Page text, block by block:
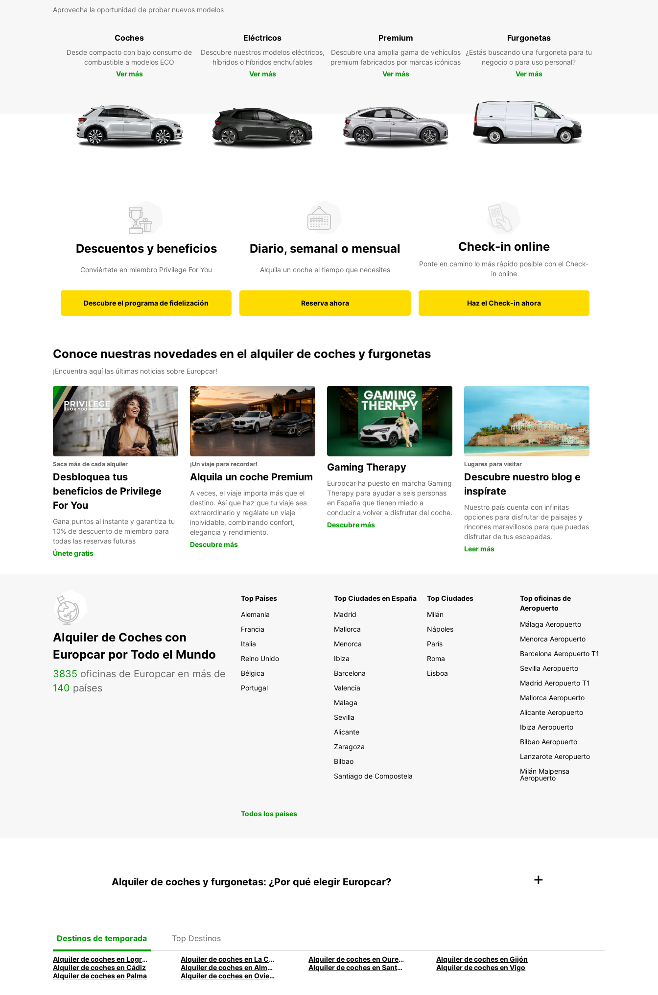
Aprovecha la oportunidad de probar nuevos modelos
Coches
Desde compacto con bajo consumo de
combustible a modelos ECO
Ver más
Eléctricos
Descubre nuestros modelos eléctricos,
híbridos o híbridos enchufables
Ver más
Premium
Descubre una amplia gama de vehículos
premium fabricados por marcas icónicas
Ver más
Furgonetas
¿Estás buscando una furgoneta para tu
negocio o para uso personal?
Ver más
Descuentos y beneficios
Conviértete en miembro Privilege For You
Descubre el programa de fidelización
Diario, semanal o mensual
Alquila un coche el tiempo que necesites
Reserva ahora
Check-in online
Ponte en camino lo más rápido posible con el Check-
in online
Haz el Check-in ahora
Conoce nuestras novedades en el alquiler de coches y furgonetas
¡Encuentra aquí las últimas noticias sobre Europcar!
Saca más de cada alquiler
Desbloquea tus
beneficios de Privilege
For You
Gana puntos al instante y garantiza tu
10% de descuento de miembro para
todas las reservas futuras
Únete gratis
¡Un viaje para recordar!
Alquila un coche Premium
A veces, el viaje importa más que el
destino. Así que haz que tu viaje sea
extraordinario y regálate un viaje
inolvidable, combinando confort,
elegancia y rendimiento.
Descubre más
Gaming Therapy
Europcar ha puesto en marcha Gaming
Therapy para ayudar a seis personas
en España que tienen miedo a
conducir a volver a disfrutar del coche.
Descubre más
Lugares para visitar
Descubre nuestro blog e
inspírate
Nuestro país cuenta con infinitas
opciones para disfrutar de paisajes y
rincones maravillosos para que puedas
disfrutar de tus escapadas.
Leer más
Alquiler de Coches con
Europcar por Todo el Mundo
3835 oficinas de Europcar en más de
140 países
Top Países
Alemania
Francia
Italia
Reino Unido
Bélgica
Portugal
Top Ciudades en España
Madrid
Mallorca
Menorca
Ibiza
Barcelona
Valencia
Málaga
Sevilla
Alicante
Zaragoza
Bilbao
Santiago de Compostela
Top Ciudades
Milán
Nápoles
París
Roma
Lisboa
Top oficinas de
Aeropuerto
Málaga Aeropuerto
Menorca Aeropuerto
Barcelona Aeropuerto T1
Sevilla Aeropuerto
Madrid Aeropuerto T1
Mallorca Aeropuerto
Alicante Aeropuerto
Ibiza Aeropuerto
Bilbao Aeropuerto
Lanzarote Aeropuerto
Milán Malpensa
Aeropuerto
Todos los países
Alquiler de coches y furgonetas: ¿Por qué elegir Europcar? +
Destinos de temporada Top Destinos
Alquiler de coches en Logroño Alquiler de coches en La Coruña Alquiler de coches en Ourense
Alquiler de coches en Gijón
Alquiler de coches en Cádiz
Alquiler de coches en Almería Alquiler de coches en Santander
Alquiler de coches en Vigo
Alquiler de coches en Palma
Alquiler de coches en Oviedo